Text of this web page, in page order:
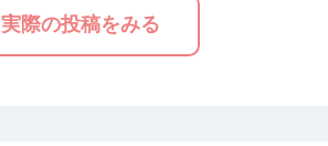
実際の投稿をみる